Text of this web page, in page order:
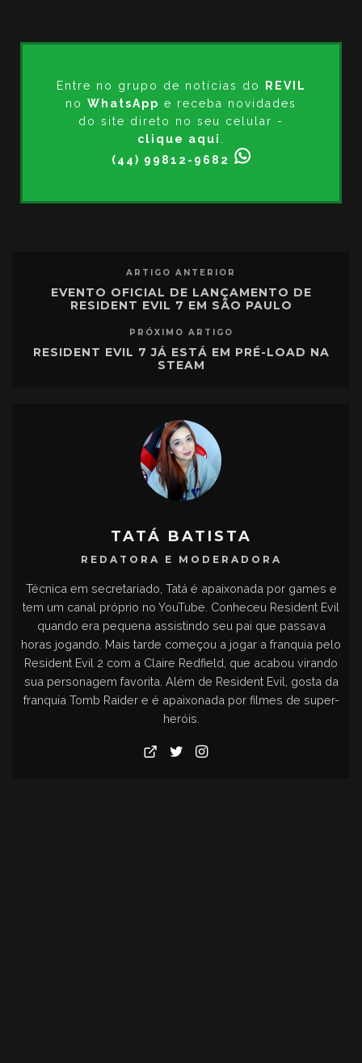
Entre no grupo de notícias do
REVIL
no WhatsApp e receba novidades
do site direto no seu celular -
clique aqui
(44) 99812-9682
ARTIGO ANTERIOR
EVENTO OFICIAL DE LANÇAMENTO DE
RESIDENT EVIL 7 EM SÃO PAULO
PRÓXIMO ARTIGO
RESIDENT EVIL 7 JÁ ESTÁ EM PRÉ-LOAD NA
STEAM
TATÁ BATISTA
REDATORA E MODERADORA
Técnica em secretariado, Tatá é apaixonada por games e
tem um canal próprio no YouTube. Conheceu Resident Evil
quando era pequena assistindo seu pai que passava
horas jogando. Mais tarde começou a jogar a franquia pelo
Resident Evil 2 com a Claire Redfield, que acabou virando
sua personagem favorita. Além de Resident Evil, gosta da
franquia Tomb Raider e é apaixonada por filmes de super-
heróis.